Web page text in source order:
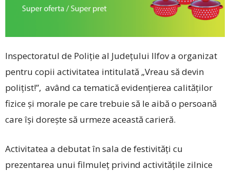
Inspectoratul de Poli­ție al Județului Ilfov a organizat
pentru copii activitatea intitulată „Vreau să devin
polițist!”, având ca tematică evidențierea calităților
fizice și morale pe care trebuie să le aibă o persoană
care își dorește să urmeze această carieră.
Activitatea a debutat în sala de festivități cu
prezentarea unui filmuleț privind activitățile zilnice